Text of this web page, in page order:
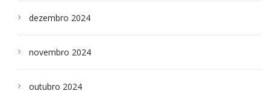
dezembro 2024
novembro 2024
outubro 2024